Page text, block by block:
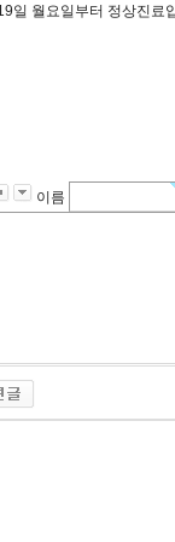
일 월요일부터 정상진료
이름